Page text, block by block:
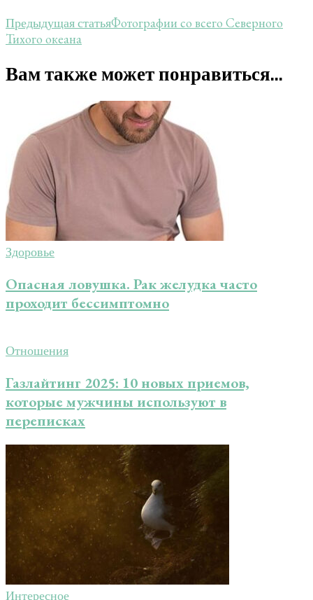
Предыдущая статьяФотографии со всего Северного
Тихого океана
Вам также может понравиться...
Здоровье
Опасная ловушка. Рак желудка часто
проходит бессимптомно
Отношения
Газлайтинг 2025: 10 новых приемов,
которые мужчины используют в
переписках
Интересное